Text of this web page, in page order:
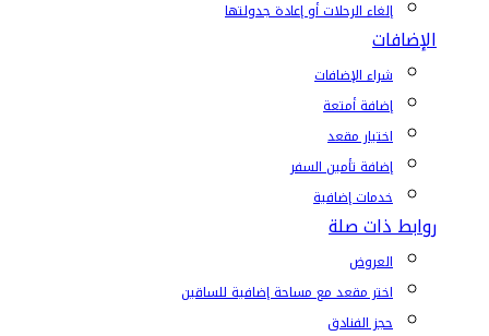
إلغاء الرحلات أو إعادة جدولتها
الإضافات
شراء الإضافات
إضافة أمتعة
اختيار مقعد
إضافة تأمين السفر
خدمات إضافية
روابط ذات صلة
العروض
اختر مقعد مع مساحة إضافية للساقين
حجز الفنادق